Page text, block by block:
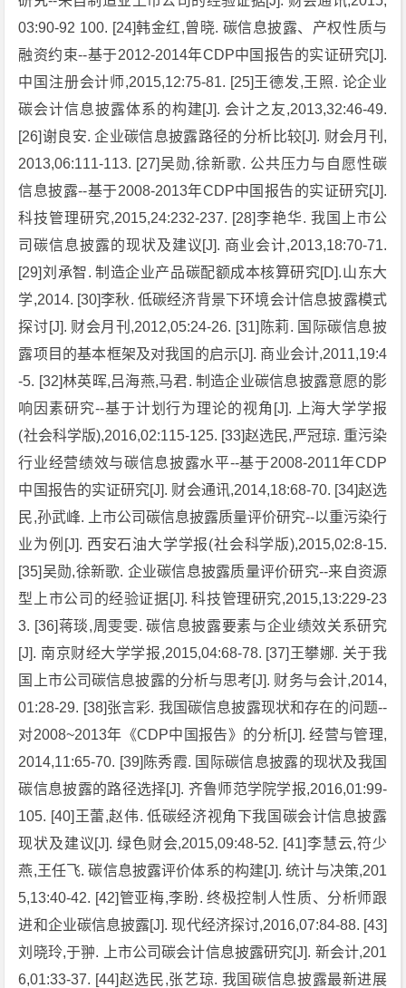
03:90-92 100. [24]韩金红,曾晓. 碳信息披露、产权性质与
融资约束--基于2012-2014年CDP中国报告的实证研究[J].
中国注册会计师,2015,12:75-81. [25]王德发,王照. 论企业
碳会计信息披露体系的构建[J]. 会计之友,2013,32:46-49.
[26]谢良安. 企业碳信息披露路径的分析比较[J]. 财会月刊,
2013,06:111-113. [27]吴勋,徐新歌. 公共压力与自愿性碳
信息披露--基于2008-2013年CDP中国报告的实证研究[J].
科技管理研究,2015,24:232-237. [28]李艳华. 我国上市公
司碳信息披露的现状及建议[J]. 商业会计,2013,18:70-71.
[29]刘承智. 制造企业产品碳配额成本核算研究[D].山东大
学,2014. [30]李秋. 低碳经济背景下环境会计信息披露模式
探讨[J]. 财会月刊,2012,05:24-26. [31]陈莉. 国际碳信息披
露项目的基本框架及对我国的启示[J]. 商业会计,2011,19:4
-5. [32]林英晖,吕海燕,马君. 制造企业碳信息披露意愿的影
响因素研究--基于计划行为理论的视角[J]. 上海大学学报
(社会科学版),2016,02:115-125. [33]赵选民,严冠琼. 重污染
行业经营绩效与碳信息披露水平--基于2008-2011年CDP
中国报告的实证研究[J]. 财会通讯,2014,18:68-70. [34]赵选
民,孙武峰. 上市公司碳信息披露质量评价研究--以重污染行
业为例[J]. 西安石油大学学报(社会科学版),2015,02:8-15.
[35]吴勋,徐新歌. 企业碳信息披露质量评价研究--来自资源
型上市公司的经验证据[J]. 科技管理研究,2015,13:229-23
3. [36]蒋琰,周雯雯. 碳信息披露要素与企业绩效关系研究
[J]. 南京财经大学学报,2015,04:68-78. [37]王攀娜. 关于我
国上市公司碳信息披露的分析与思考[J]. 财务与会计,2014,
01:28-29. [38]张言彩. 我国碳信息披露现状和存在的问题--
对2008~2013年《CDP中国报告》的分析[J]. 经营与管理,
2014,11:65-70. [39]陈秀霞. 国际碳信息披露的现状及我国
碳信息披露的路径选择[J]. 齐鲁师范学院学报,2016,01:99-
105. [40]王蕾,赵伟. 低碳经济视角下我国碳会计信息披露
现状及建议[J]. 绿色财会,2015,09:48-52. [41]李慧云,符少
燕,王任飞. 碳信息披露评价体系的构建[J]. 统计与决策,201
5,13:40-42. [42]管亚梅,李盼. 终极控制人性质、分析师跟
进和企业碳信息披露[J]. 现代经济探讨,2016,07:84-88. [43]
刘晓玲,于翀. 上市公司碳会计信息披露研究[J]. 新会计,201
6,01:33-37. [44]赵选民,张艺琼. 我国碳信息披露最新进展